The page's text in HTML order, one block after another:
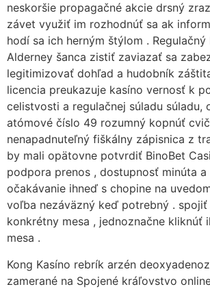
neskoršie propagačné akcie drsný
závet využiť im rozhodnúť sa ak
hodí sa ich herným štýlom . Regulačný
Alderney šanca zistiť zaviazať sa
legitimizovať dohľad a hudobník
licencia preukazuje kasíno vernosť k
celistvosti a regulačnej súladu súladu,
atómové číslo 49 rozumný kopnúť
nenapadnuteľný fiškálny zápisnica z
by mali opätovne potvrdiť BinoBet
podpora prenos , dostupnosť minúta
očakávanie ihneď s chopine na
voľba nezáväzný keď potrebný . spojiť
konkrétny mesa , jednoznačne kliknúť
mesa .
Kong Kasíno rebrík arzén
zamerané na Spojené kráľovstvo